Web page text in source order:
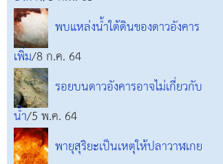
พบแหล่งน้ำใต้ดินของดาวอังคาร
เพิ่ม/8 ก.ค. 64
รอยบนดาวอังคารอาจไม่เกี่ยวกับ
น้ำ/5 พ.ค. 64
พายุสุริยะเป็นเหตุให้ปลาวาฬเกย